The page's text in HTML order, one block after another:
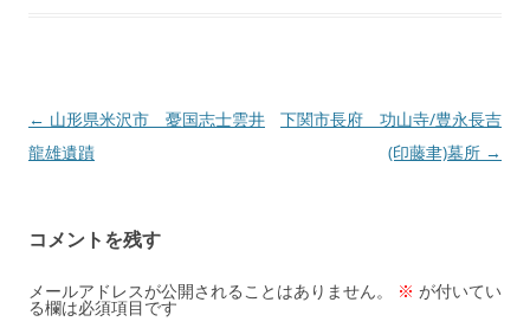
投
稿
ゲ
ー
シ
← 山形県米沢市 憂国志士雲井
龍雄遺蹟
下関市長府 功山寺/豊永長吉
(印藤聿)墓所 →
コメントを残す
メールアドレスが公開されることはありません。 ※ が付いてい
る欄は必須項目です